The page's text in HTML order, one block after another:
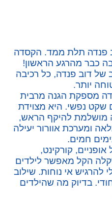
פנדה תלת ממד. הקסדה
כבר מהרגע הראשון!
של דוב פנדה, כל רכיבה
יותר.
מספקת הגנה מרבית
שקט נפשי. היא מצוידת
מושלמת להיקף הראש,
ומערכת אוורור יעילה
חמים.
קורקינט,
הקל מאפשר לילדים
להרגיש אי נוחות. שילוב
בדיוק מה שהילדים